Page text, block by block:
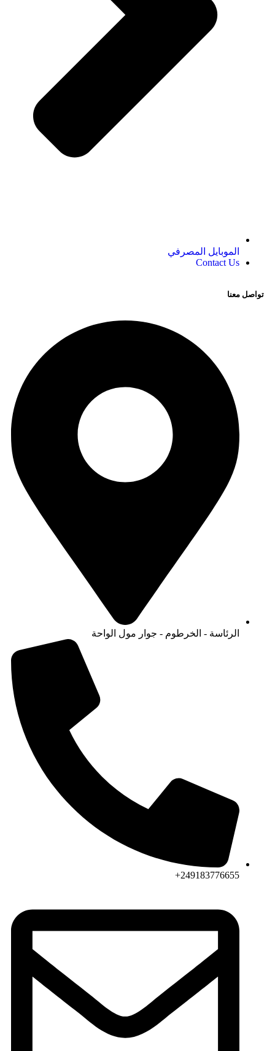
الموبايل المصرفي
Contact Us
تواصل معنا
الرئاسة - الخرطوم - جوار مول الواحة
249183776655+